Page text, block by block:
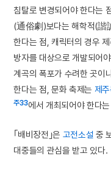
침탈로 변경되어야 한다는
(通俗劇)보다는 해학적(諧
한다는 점, 캐릭터의 경우
방자를 대상으로 개발되어
계곡의 폭포가 수려한 곳이
한다는 점, 문화 축제는 제
주33에서 개최되어야 한다
｢배비장전｣은 고전소설 중
대중들의 관심을 받고 있다.